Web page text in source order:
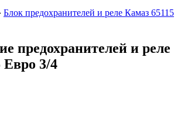
Блок предохранителей и реле Камаз 65115
предохранителей и реле
Евро 3/4